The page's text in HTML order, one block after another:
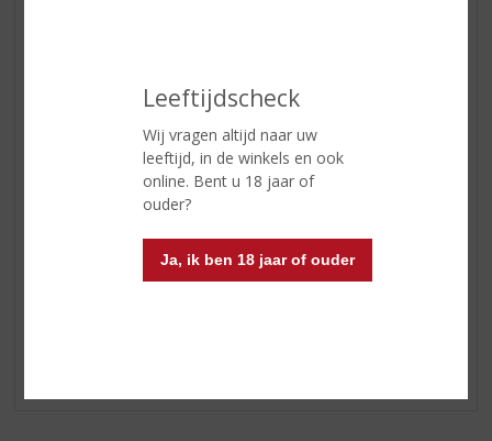
Leeftijdscheck
Wij vragen altijd naar uw
leeftijd, in de winkels en ook
online. Bent u 18 jaar of
ouder?
Ja, ik ben 18 jaar of ouder
Soberano kan puur worden
gedronken en dan naar wens
verwarmd of niet, net als cognac.
Ook wordt het in Spanje wel met
ijs gedronken of in de mix met
Reviews